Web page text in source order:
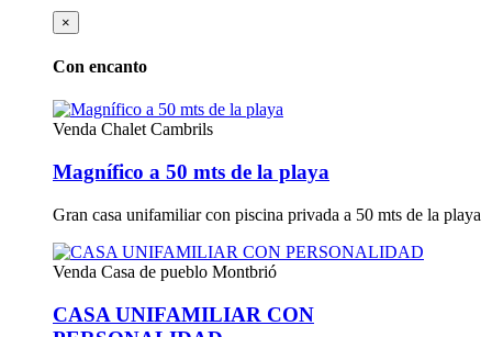
×
Con encanto
Venda Chalet Cambrils
Magnífico a 50 mts de la playa
Gran casa unifamiliar con piscina privada a 50 mts de la playa
Venda Casa de pueblo Montbrió
CASA UNIFAMILIAR CON